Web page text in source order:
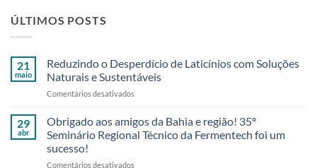
ÚLTIMOS POSTS
21
maio
Reduzindo o Desperdício de Laticínios com Soluções
Naturais e Sustentáveis
Comentários desativados
Desperdício
de
com
29
abr
Obrigado aos amigos da Bahia e região! 35º
Seminário Regional Técnico da Fermentech foi um
sucesso!
Comentários desativados